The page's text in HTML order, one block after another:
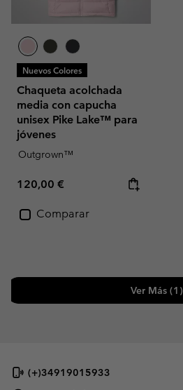
Nuevos Colores
Chaqueta acolchada
media con capucha
unisex Pike Lake™ para
jóvenes
Outgrown™
Regular price:
120,00 €
Comparar
Ver Más (1)
(+)34919015933